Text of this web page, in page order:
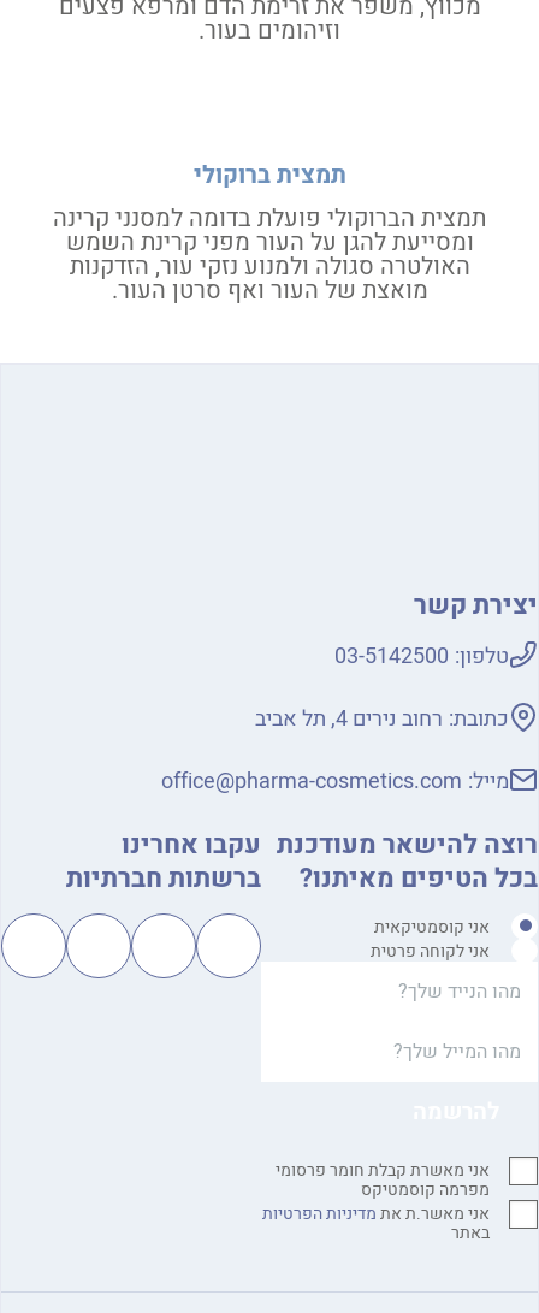
וזיהומים בעור.
תמצית ברוקולי
תמצית הברוקולי פועלת בדומה למסנני קרינה
ומסייעת להגן על העור מפני קרינת השמש
האולטרה סגולה ולמנוע נזקי עור, הזדקנות
מואצת של העור ואף סרטן העור.
יצירת קשר
טלפון: 03-5142500
כתובת: רחוב נירים 4, תל אביב
מייל: office@pharma-cosmetics.com
רוצה להישאר מעודכנת
בכל הטיפים מאיתנו?
אני קוסמטיקאית
אני לקוחה פרטית
אני מאשרת קבלת חומר פרסומי
מפרמה קוסמטיקס
אני מאשר.ת אתמדיניות הפרטיות
באתר
עקבו אחרינו
ברשתות חברתיות